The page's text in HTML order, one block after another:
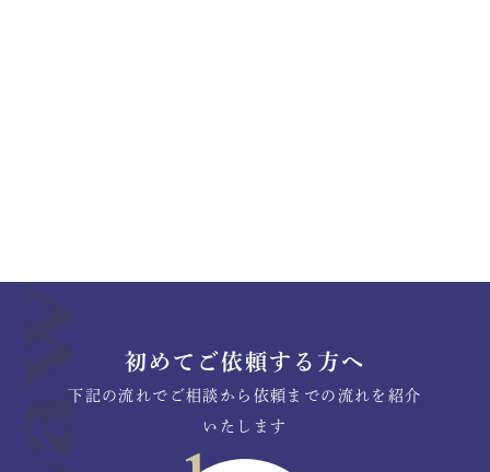
初めてご依頼する方へ
下記の流れでご相談から依頼までの流れを紹介
いたします